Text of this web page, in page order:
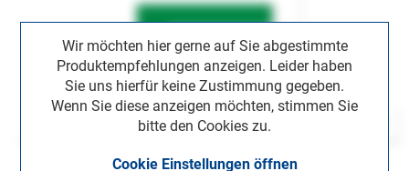
Wir möchten hier gerne auf Sie abgestimmte
Produktempfehlungen anzeigen. Leider haben
Sie uns hierfür keine Zustimmung gegeben.
Wenn Sie diese anzeigen möchten, stimmen Sie
bitte den Cookies zu.
Cookie Einstellungen öffnen